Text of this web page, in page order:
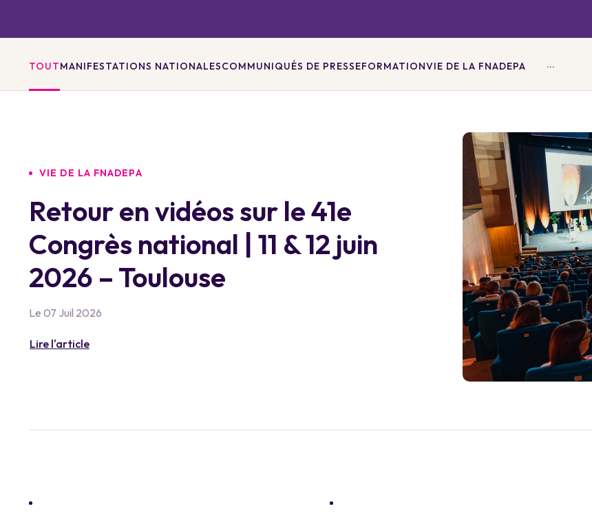
TOUTMANIFESTATIONS NATIONALESCOMMUNIQUÉS DE PRESSEFORMATIONVIE DE LA FNADEPA ...
VIE DE LA FNADEPA
Retour en vidéos sur le 41e
Congrès national | 11 & 12 juin
2026 – Toulouse
Le 07 Juil 2026
Lire l'article